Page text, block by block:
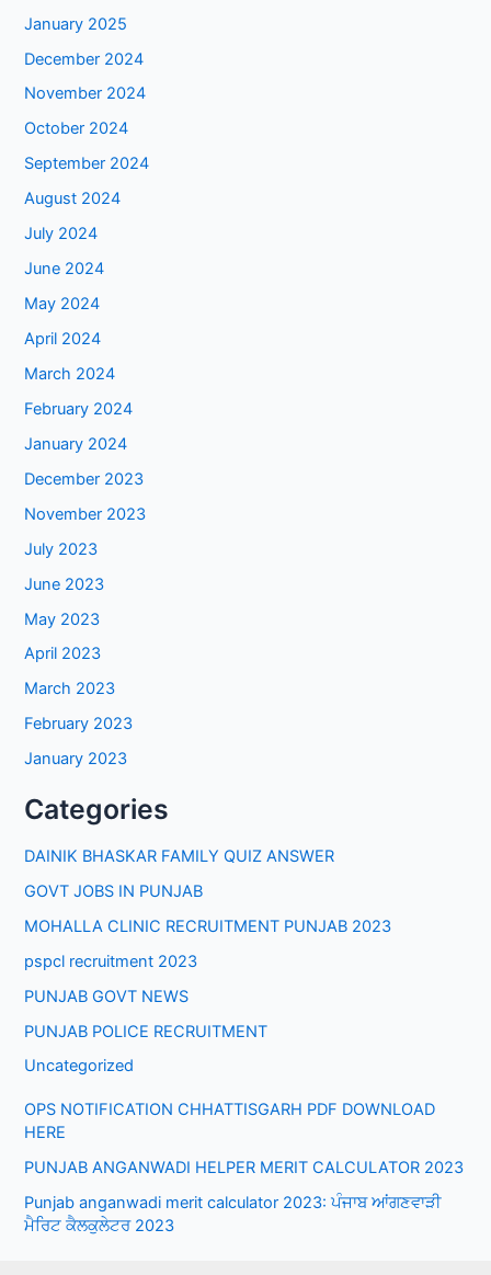
January 2025
December 2024
November 2024
October 2024
September 2024
August 2024
July 2024
June 2024
May 2024
April 2024
March 2024
February 2024
January 2024
December 2023
November 2023
July 2023
June 2023
May 2023
April 2023
March 2023
February 2023
January 2023
Categories
DAINIK BHASKAR FAMILY QUIZ ANSWER
GOVT JOBS IN PUNJAB
MOHALLA CLINIC RECRUITMENT PUNJAB 2023
pspcl recruitment 2023
PUNJAB GOVT NEWS
PUNJAB POLICE RECRUITMENT
Uncategorized
OPS NOTIFICATION CHHATTISGARH PDF DOWNLOAD
HERE
PUNJAB ANGANWADI HELPER MERIT CALCULATOR 2023
Punjab anganwadi merit calculator 2023: ਪੰਜਾਬ ਆਂਗਣਵਾੜੀ
ਮੈਰਿਟ ਕੈਲਕੁਲੇਟਰ 2023